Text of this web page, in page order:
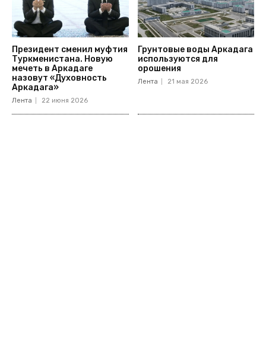
Президент сменил муфтия
Туркменистана. Новую
мечеть в Аркадаге
назовут «Духовность
Аркадага»
Лента 22 июня 2026
Грунтовые воды Аркадага
используются для
орошения
Лента 21 мая 2026